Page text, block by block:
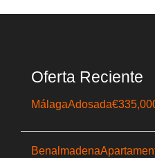
Oferta Reciente
MálagaAdosada
Benalmadena